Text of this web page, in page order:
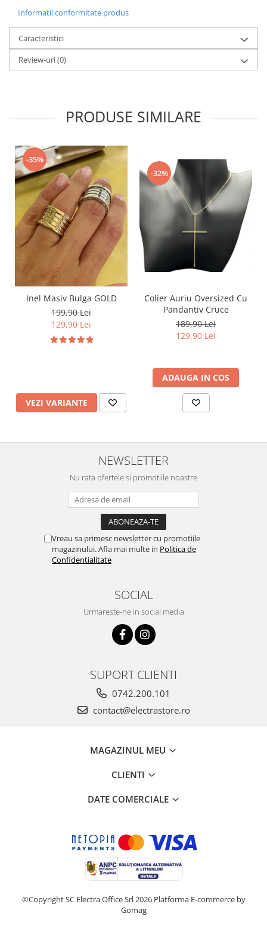
Informatii conformitate produs
Caracteristici
Review-uri(0)
PRODUSE SIMILARE
-35%
Inel Masiv Bulga GOLD
199,90 Lei
129,90 Lei
VEZI VARIANTE
-32%
Colier Auriu Oversized Cu
Pandantiv Cruce
189,90 Lei
129,90 Lei
ADAUGA IN COS
NEWSLETTER
Nu rata ofertele si promotiile noastre
Vreau sa primesc newsletter cu promotiile
magazinului. Afla mai multe in Politica de
Confidentialitate
SOCIAL
Urmareste-ne in social media
SUPORT CLIENTI
0742.200.101
contact@electrastore.ro
MAGAZINUL MEU
CLIENTI
DATE COMERCIALE
©Copyright SC Electra Office Srl 2026 Platforma E-commerce by
Gomag